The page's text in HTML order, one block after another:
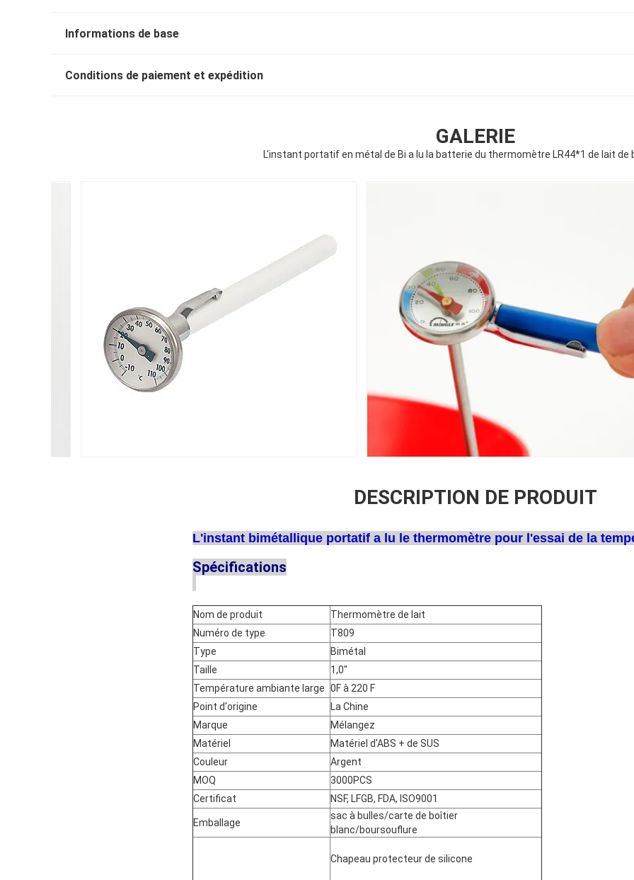
Informations de base
Conditions de paiement et expédition
GALERIE
L'instant portatif en métal de Bi a lu la batterie du thermomètre LR44*1 de lait de
DESCRIPTION DE PRODUIT
L'instant bimétallique portatif a lu le thermomètre pour l'essai de la
Spécifications
Nom de produit
Thermomètre de lait
Numéro de type
T809
Type
Bimétal
Taille
1,0"
Température ambiante large 0F à 220 F
Point d'origine
La Chine
Marque
Mélangez
Matériel
Matériel d'ABS + de SUS
Couleur
Argent
MOQ
3000PCS
Certificat
NSF, LFGB, FDA, ISO9001
Emballage
sac à bulles/carte de boîtier
blanc/boursouflure
Chapeau protecteur de silicone